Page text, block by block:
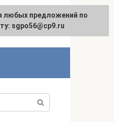
English
любых предложений по
sgpo56@cp9.ru